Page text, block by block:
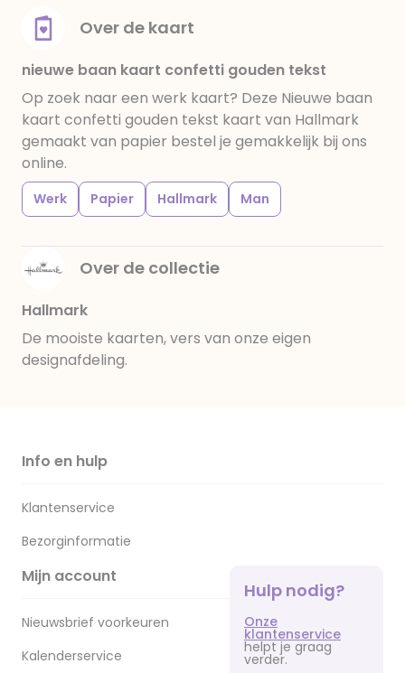
Over de kaart
nieuwe baan kaart confetti gouden tekst
Op zoek naar een werk kaart? Deze Nieuwe baan
kaart confetti gouden tekst kaart van Hallmark
gemaakt van papier bestel je gemakkelijk bij ons
online.
Werk Papier Hallmark Man
Over de collectie
Hallmark
De mooiste kaarten, vers van onze eigen
designafdeling.
Info en hulp
Klantenservice
Bezorginformatie
Mijn account
Nieuwsbrief voorkeuren
Kalenderservice
Hulp nodig?
Onze
klantenservice
helpt je graag
verder.